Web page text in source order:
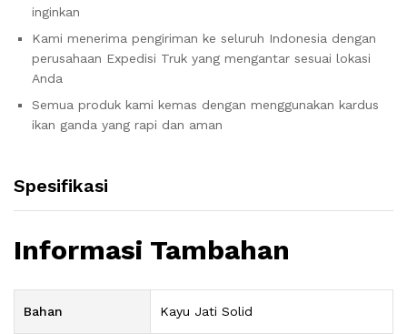
inginkan
Kami menerima pengiriman ke seluruh Indonesia dengan
perusahaan Expedisi Truk yang mengantar sesuai lokasi
Anda
Semua produk kami kemas dengan menggunakan kardus
ikan ganda yang rapi dan aman
Spesifikasi
Informasi Tambahan
Bahan Kayu Jati Solid